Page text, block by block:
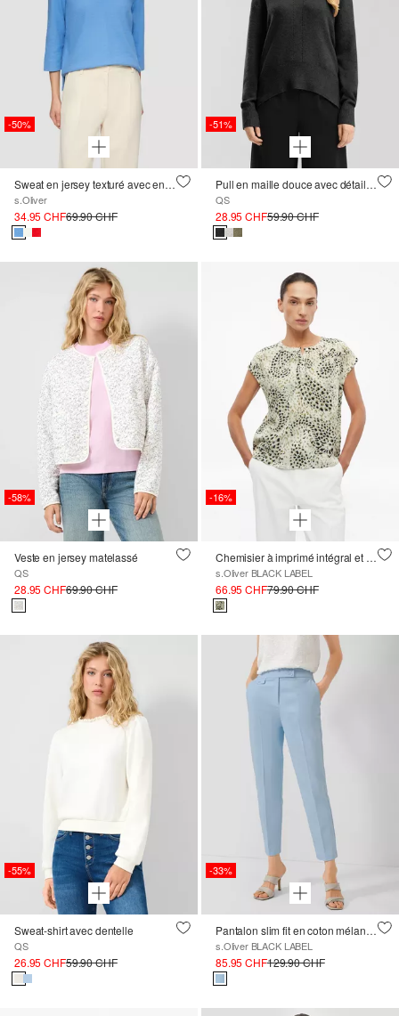
-50%
Sweat en jersey texturé avec encolure en V et manches 3/4
s.Oliver
34.95 CHF69.90 CHF
-51%
Pull en maille douce avec détails ajourés
QS
28.95 CHF59.90 CHF
-58%
Veste en jersey matelassé
QS
28.95 CHF69.90 CHF
-16%
Chemisier à imprimé intégral et épaules tombantes
s.Oliver BLACK LABEL
66.95 CHF79.90 CHF
-55%
Sweat-shirt avec dentelle
QS
26.95 CHF59.90 CHF
-33%
Pantalon slim fit en coton mélangé avec taille élastique
s.Oliver BLACK LABEL
85.95 CHF129.90 CHF